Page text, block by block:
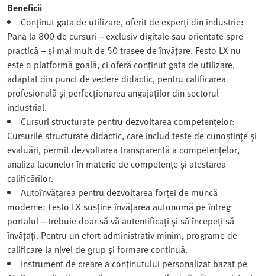
Beneficii
Conținut gata de utilizare, oferit de experți din industrie:
Pana la 800 de cursuri – exclusiv digitale sau orientate spre
practică – și mai mult de 50 trasee de învățare. Festo LX nu
este o platformă goală, ci oferă conținut gata de utilizare,
adaptat din punct de vedere didactic, pentru calificarea
profesională și perfecționarea angajaților din sectorul
industrial.
Cursuri structurate pentru dezvoltarea competențelor:
Cursurile structurate didactic, care includ teste de cunoștințe și
evaluări, permit dezvoltarea transparentă a competențelor,
analiza lacunelor în materie de competențe și atestarea
calificărilor.
Autoînvățarea pentru dezvoltarea forței de muncă
moderne: Festo LX susține învățarea autonomă pe întreg
portalul – trebuie doar să vă autentificați și să începeți să
învățați. Pentru un efort administrativ minim, programe de
calificare la nivel de grup și formare continuă.
Instrument de creare a conținutului personalizat bazat pe